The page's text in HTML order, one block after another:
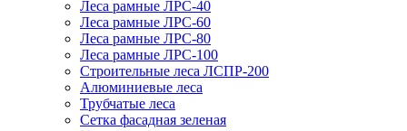
Леса рамные ЛРС-40
Леса рамные ЛРС-60
Леса рамные ЛРС-80
Леса рамные ЛРС-100
Строительные леса ЛСПР-200
Алюминиевые леса
Трубчатые леса
Сетка фасадная зеленая